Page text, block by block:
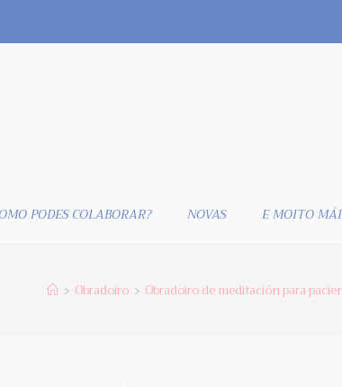
PODES COLABORAR? NOVAS E MOITO
> Obradoiro > Obradoiro de meditación para